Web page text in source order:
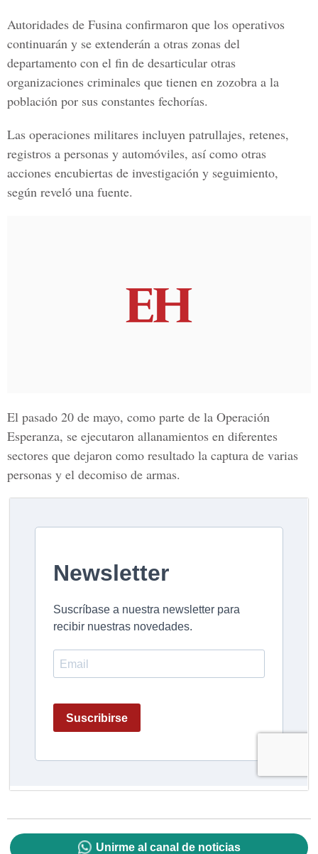
Autoridades de Fusina confirmaron que los operativos
continuarán y se extenderán a otras zonas del
departamento con el fin de desarticular otras
organizaciones criminales que tienen en zozobra a la
población por sus constantes fechorías.
Las operaciones militares incluyen patrullajes, retenes,
registros a personas y automóviles, así como otras
acciones encubiertas de investigación y seguimiento,
según reveló una fuente.
El pasado 20 de mayo, como parte de la Operación
Esperanza, se ejecutaron allanamientos en diferentes
sectores que dejaron como resultado la captura de varias
personas y el decomiso de armas.
Unirme al canal de noticias